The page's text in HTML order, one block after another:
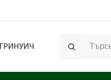
ГРИНУИЧ
Search